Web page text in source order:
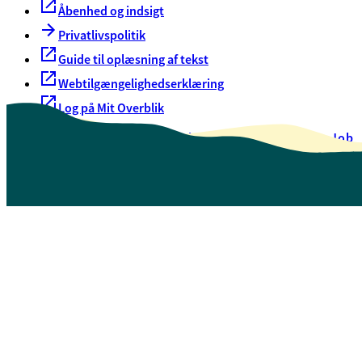
Åbenhed og indsigt
Privatlivspolitik
Guide til oplæsning af tekst
Webtilgængelighedserklæring
Log på Mit Overblik
Oversigt over selvbetjeningJob